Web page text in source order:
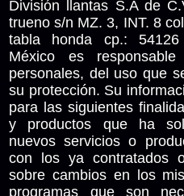
División llantas S.A de
trueno s/n MZ. 3, INT. 8
tabla honda cp.:
México es
personales, del uso que
su protección. Su
para las siguientes
y productos que ha
nuevos servicios o
con los ya contratados
sobre cambios en los
programas que son